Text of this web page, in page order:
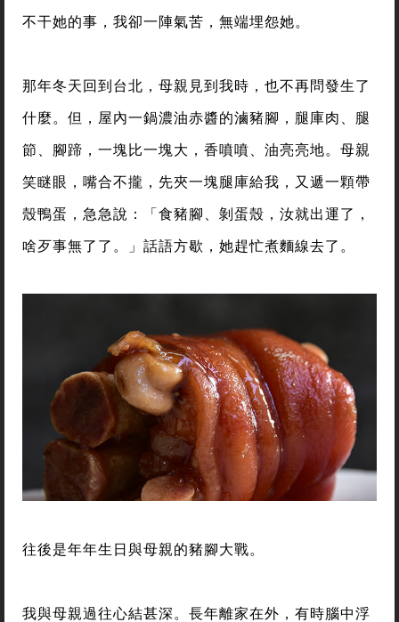
不干她的事，我卻一陣氣苦，無端埋怨她。
那年冬天回到台北，母親見到我時，也不再問發生了
什麼。但，屋內一鍋濃油赤醬的滷豬腳，腿庫肉、腿
節、腳蹄，一塊比一塊大，香噴噴、油亮亮地。母親
笑瞇眼，嘴合不攏，先夾一塊腿庫給我，又遞一顆帶
殼鴨蛋，急急說：「食豬腳、剝蛋殼，汝就出運了，
啥歹事無了了。」話語方歇，她趕忙煮麵線去了。
往後是年年生日與母親的豬腳大戰。
我與母親過往心結甚深。長年離家在外，有時腦中浮